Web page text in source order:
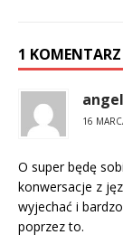
1 KOMENTARZ
16
O super będę
konwersacje z
wyjechać i
poprzez to.